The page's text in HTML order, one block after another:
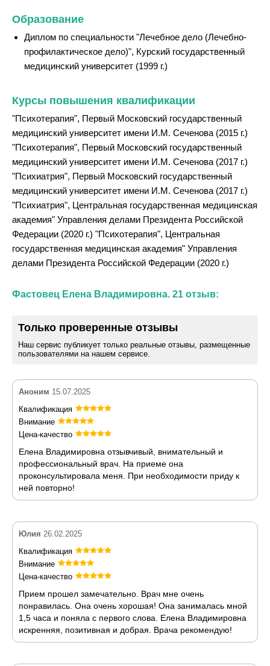
Образование
Диплом по специальности "Лечебное дело (Лечебно-
профилактическое дело)", Курский государственный
медицинский университет (1999 г.)
Курсы повышения квалификации
"Психотерапия", Первый Московский государственный
медицинский университет имени И.М. Сеченова (2015 г.)
"Психотерапия", Первый Московский государственный
медицинский университет имени И.М. Сеченова (2017 г.)
"Психиатрия", Первый Московский государственный
медицинский университет имени И.М. Сеченова (2017 г.)
"Психиатрия", Центральная государственная медицинская
академия" Управления делами Президента Российской
Федерации (2020 г.) "Психотерапия", Центральная
государственная медицинская академия" Управления
делами Президента Российской Федерации (2020 г.)
Фастовец Елена Владимировна. 21 отзыв:
Только проверенные отзывы
Наш сервис публикует только реальные отзывы, размещенные
пользователями на нашем сервисе.
Аноним 15.07.2025
Квалификация
Внимание
Цена-качество
Елена Владимировна отзывчивый, внимательный и
профессиональный врач. На приеме она
проконсультировала меня. При необходимости приду к
ней повторно!
Юлия 26.02.2025
Квалификация
Внимание
Цена-качество
Прием прошел замечательно. Врач мне очень
понравилась. Она очень хорошая! Она занималась мной
1,5 часа и поняла с первого слова. Елена Владимировна
искренняя, позитивная и добрая. Врача рекомендую!